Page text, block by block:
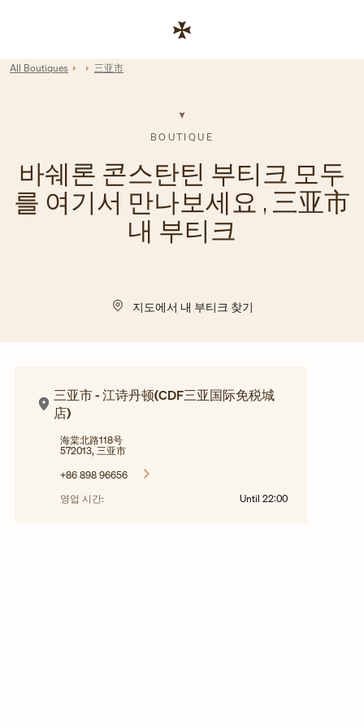
Return to Nav
All Boutiques 三亚市
BOUTIQUE
바쉐론 콘스탄틴 부티크 모두
를 여기서 만나보세요 , 三亚市
내 부티크
지도에서 내 부티크 찾기
三亚市 - 江诗丹顿(CDF三亚国际免税城
店)
海棠北路118号
572013, 三亚市
+86 898 96656
영업 시간:
Until 22:00